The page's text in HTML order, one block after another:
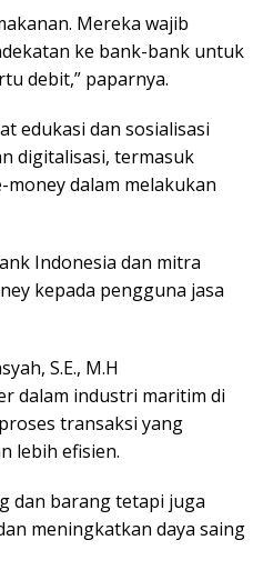
Mereka wajib
ke bank-bank untuk
debit,” paparnya.
edukasi dan sosialisasi
digitalisasi, termasuk
dalam melakukan
Indonesia dan mitra
kepada pengguna jasa
S.E., M.H
dalam industri maritim di
transaksi yang
lebih efisien.
dan barang tetapi juga
meningkatkan daya saing